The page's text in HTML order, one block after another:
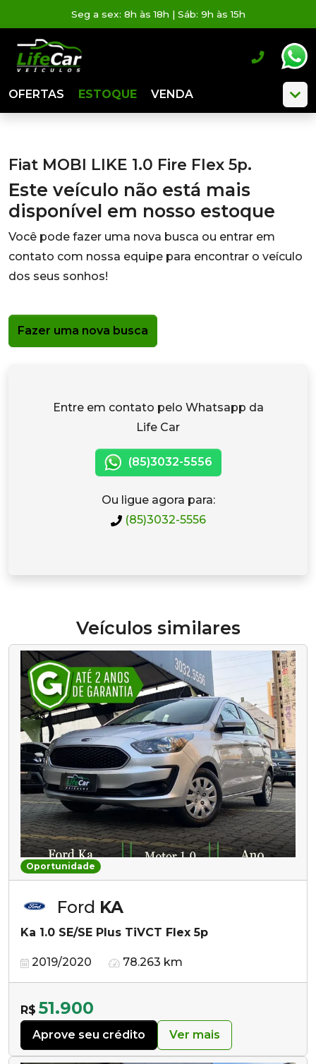
Seg a sex: 8h às 18h | Sáb: 9h às 15h
OFERTAS ESTOQUE VENDA
Fiat MOBI LIKE 1.0 Fire Flex 5p.
Este veículo não está mais
disponível em nosso estoque
Você pode fazer uma nova busca ou entrar em
contato com nossa equipe para encontrar o veículo
dos seus sonhos!
Fazer uma nova busca
Entre em contato pelo Whatsapp da
Life Car
(85)3032-5556
Ou ligue agora para:
(85)3032-5556
Veículos similares
Oportunidade
Ford KA
Ka 1.0 SE/SE Plus TiVCT Flex 5p
2019/2020 78.263 km
R$ 51.900
Aprove seu crédito Ver mais